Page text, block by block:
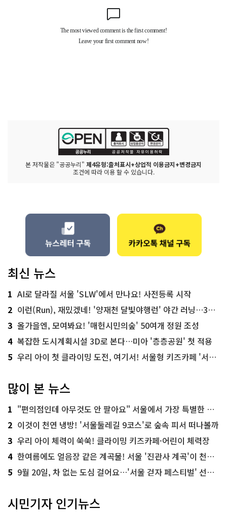
본 저작물은 "공공누리" 제4유형:출처표시+상업적 이용금지+변경금지
조건에 따라 이용 할 수 있습니다.
최신 뉴스
1 AI로 달라질 서울 'SLW'에서 만나요! 사전등록 시작
2 이런(Run), 재밌겠네! '양재천 달빛야행런' 야간 러닝…300명 모집
3 올가을엔, 모여봐요! '매헌시민의숲' 50여개 정원 조성
4 복잡한 도시계획시설 3D로 본다…미아 '층층공원' 첫 적용
5 우리 아이 첫 클라이밍 도전, 여기서! 서울형 키즈카페 '서울가족플라자점'
많이 본 뉴스
1 "편의점인데 아무것도 안 팔아요" 서울에서 가장 특별한 편의점의 정체
2 이것이 천연 냉방! '서울둘레길 9코스'로 숲속 피서 떠나볼까
3 우리 아이 체력이 쑥쑥! 클라이밍 키즈카페·어린이 체력장
4 한여름에도 얼음장 같은 계곡물! 서울 '진관사 계곡'이 천국이네~
5 9월 20일, 차 없는 도심 걸어요…'서울 걷자 페스티벌' 선착순 5천명
시민기자 인기뉴스